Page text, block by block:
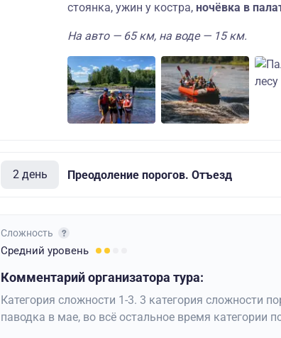
стоянка, ужин у костра, ночёвка в
На авто — 65 км, на воде — 15 км.
2 день Преодоление порогов. Отъезд
Сложность
Средний уровень
Комментарий организатора тура:
Категория сложности 1-3. 3 категория сложности
паводка в мае, во всё остальное время категории